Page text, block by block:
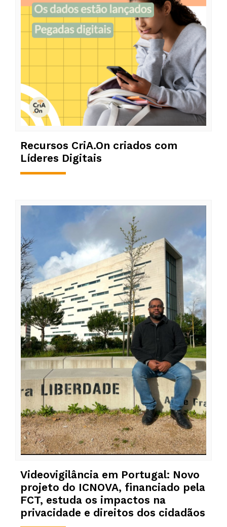
Recursos CriA.On criados com
Líderes Digitais
Videovigilância em Portugal: Novo
projeto do ICNOVA, financiado pela
FCT, estuda os impactos na
privacidade e direitos dos cidadãos